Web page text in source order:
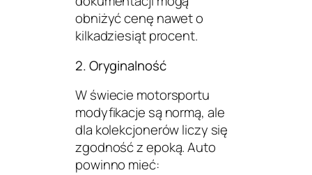
obniżyć cenę nawet o
kilkadziesiąt procent.
2. Oryginalność
W świecie motorsportu
modyfikacje są normą, ale
dla kolekcjonerów liczy się
zgodność z epoką. Auto
powinno mieć: